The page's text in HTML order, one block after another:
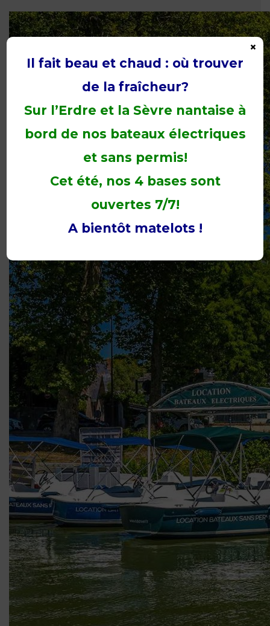
Il fait beau et chaud : où trouver
de la fraîcheur?
Sur l’Erdre et la Sèvre nantaise à
bord de nos bateaux électriques
et sans permis!
Cet été, nos 4 bases sont
ouvertes 7/7!
A bientôt matelots !
×